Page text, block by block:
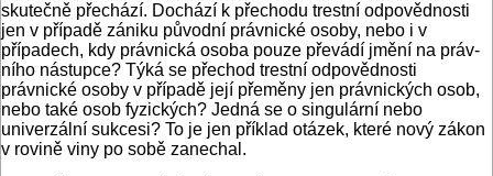
skutečně přechází. Dochází k přechodu trestní odpovědnosti
jen v případě zániku původní právnické osoby, nebo i v
případech, kdy právnic­ká osoba pouze převádí jmění na práv­
ního nástupce? Týká se přechod trestní odpovědnosti
právnické osoby v případě její přeměny jen právnických osob,
nebo také osob fyzických? Jedná se o singu­lární nebo
univerzální sukcesi? To je jen příklad otázek, které nový zákon
v rovi­ně viny po sobě zanechal.